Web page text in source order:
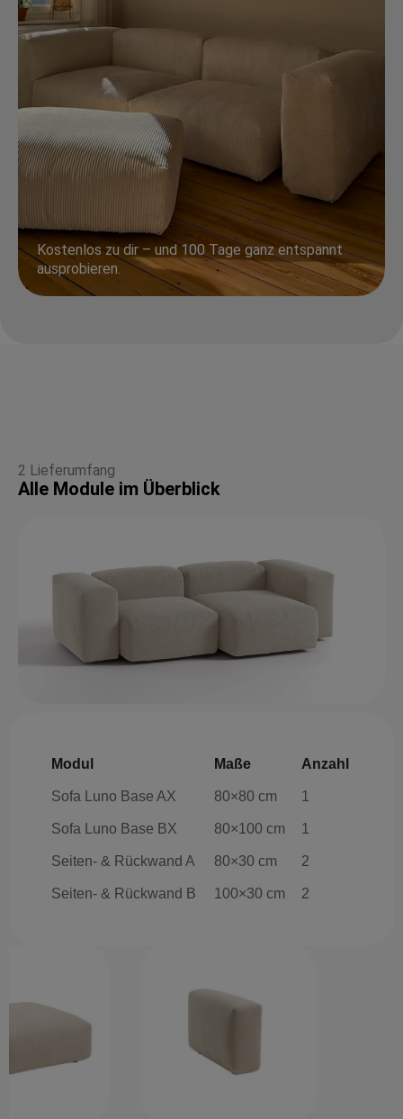
Kostenlos zu dir – und 100 Tage ganz entspannt
ausprobieren.
2 Lieferumfang
Alle Module im Überblick
Modul Maße Anzahl
Sofa Luno Base AX 80×80 cm 1
Sofa Luno Base BX 80×100 cm 1
Seiten- & Rückwand A 80×30 cm 2
Seiten- & Rückwand B 100×30 cm 2